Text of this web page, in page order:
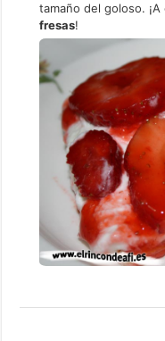
tamaño del goloso.
fresas!